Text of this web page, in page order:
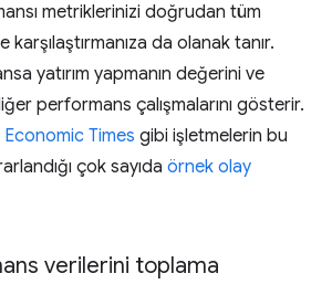
metriklerinizi doğrudan tüm
da olanak tanır.
yatırım yapmanın değerini ve
performans çalışmalarını gösterir.
Economic Times gibi işletmelerin bu
çok sayıda örnek olay
verilerini toplama